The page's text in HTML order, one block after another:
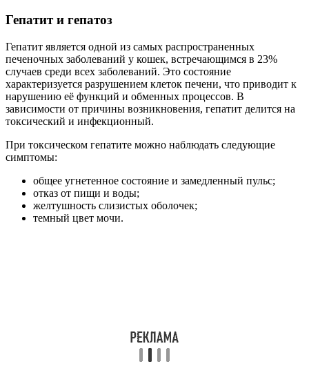
Гепатит и гепатоз
Гепатит является одной из самых распространенных
печеночных заболеваний у кошек, встречающимся в 23%
случаев среди всех заболеваний. Это состояние
характеризуется разрушением клеток печени, что приводит к
нарушению её функций и обменных процессов. В
зависимости от причины возникновения, гепатит делится на
токсический и инфекционный.
При токсическом гепатите можно наблюдать следующие
симптомы:
общее угнетенное состояние и замедленный пульс;
отказ от пищи и воды;
желтушность слизистых оболочек;
темный цвет мочи.